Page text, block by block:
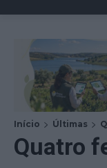
Início Últimas
Quatro